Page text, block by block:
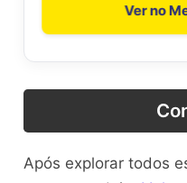
Ver no
Após explorar todos